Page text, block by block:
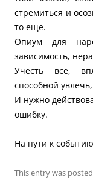
стремиться и
то еще.
Опиум для
зависимость,
Учесть все,
способной
И нужно
ошибку.
На пути к
This entry was